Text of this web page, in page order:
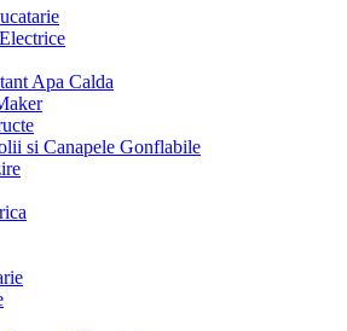
Apa Calda
si Canapele Gonflabile